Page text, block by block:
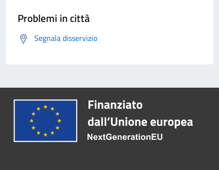
Problemi in città
Segnala disservizio